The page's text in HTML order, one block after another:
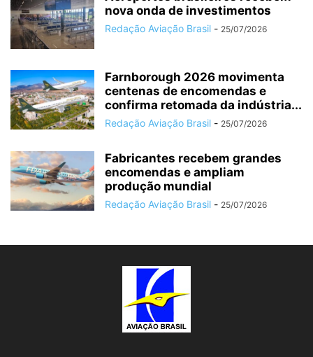
nova onda de investimentos
Redação Aviação Brasil - 25/07/2026
Farnborough 2026 movimenta
centenas de encomendas e
confirma retomada da indústria...
Redação Aviação Brasil - 25/07/2026
Fabricantes recebem grandes
encomendas e ampliam
produção mundial
Redação Aviação Brasil - 25/07/2026